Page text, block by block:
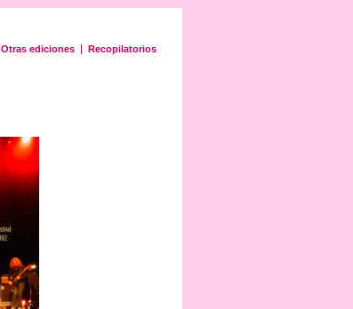
Otras ediciones Recopilatorios